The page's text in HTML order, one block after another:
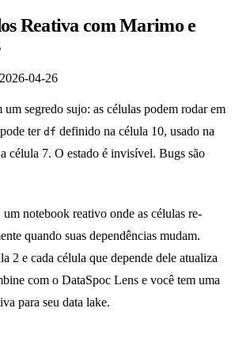
Reativa com Marimo e
04-26
segredo sujo: as células podem rodar em
ter df definido na célula 10, usado na
célula 7. O estado é invisível. Bugs são
notebook reativo onde as células re-
quando suas dependências mudam.
2 e cada célula que depende dele atualiza
com o DataSpoc Lens e você tem uma
para seu data lake.